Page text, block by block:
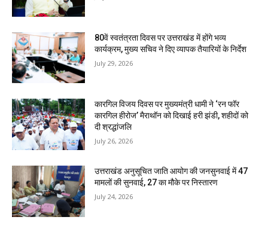
80वें स्वतंत्रता दिवस पर उत्तराखंड में होंगे भव्य
कार्यक्रम, मुख्य सचिव ने दिए व्यापक तैयारियों के निर्देश
July 29, 2026
कारगिल विजय दिवस पर मुख्यमंत्री धामी ने ‘रन फॉर
कारगिल हीरोज’ मैराथॉन को दिखाई हरी झंडी, शहीदों को
दी श्रद्धांजलि
July 26, 2026
उत्तराखंड अनुसूचित जाति आयोग की जनसुनवाई में 47
मामलों की सुनवाई, 27 का मौके पर निस्तारण
July 24, 2026